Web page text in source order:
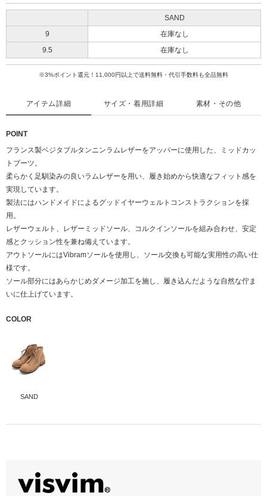
SAND
9
在庫なし
9.5
在庫なし
※3%ポイント還元！11,000円以上で送料無料・代引手数料も全品無料
アイテム詳細
POINT
フランス製ベジタブルタンニンラムレザーをアッパーに使用した、ミッドカッ
トブーツ。
柔らかく足馴染みの良いラムレザーを用い、履き始めから快適なフィット感を
実現しています。
製法にはハンドメイドによるグッドイヤーウェルトコンストラクションを採
用。
レザーウェルト、レザーミッドソール、コルクインソールを組み合わせ、安定
感とクッション性を兼ね備えています。
アウトソールにはVibramソールを使用し、ソール交換も可能な実用性の高い仕
様です。
ソール部分にはあらかじめダメージ加工を施し、履き込んだような自然な佇ま
いに仕上げています。
COLOR
SAND
サイズ・着用詳細
M9.5
素材・その他
アウトソール